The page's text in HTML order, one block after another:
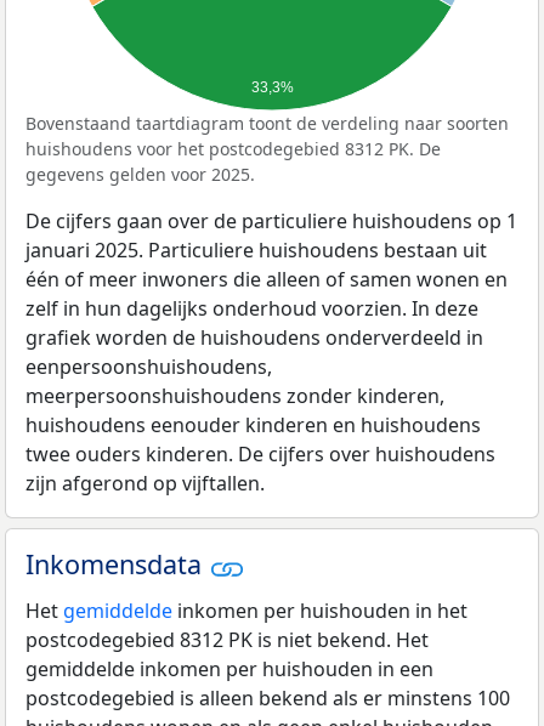
33,3%
Bovenstaand taartdiagram toont de verdeling naar soorten
huishoudens voor het postcodegebied 8312 PK. De
gegevens gelden voor 2025.
De cijfers gaan over de particuliere huishoudens op 1
januari 2025. Particuliere huishoudens bestaan uit
één of meer inwoners die alleen of samen wonen en
zelf in hun dagelijks onderhoud voorzien. In deze
grafiek worden de huishoudens onderverdeeld in
eenpersoonshuishoudens,
meerpersoonshuishoudens zonder kinderen,
huishoudens eenouder kinderen en huishoudens
twee ouders kinderen. De cijfers over huishoudens
zijn afgerond op vijftallen.
Inkomensdata
Het gemiddelde inkomen per huishouden in het
postcodegebied 8312 PK is niet bekend. Het
gemiddelde inkomen per huishouden in een
postcodegebied is alleen bekend als er minstens 100